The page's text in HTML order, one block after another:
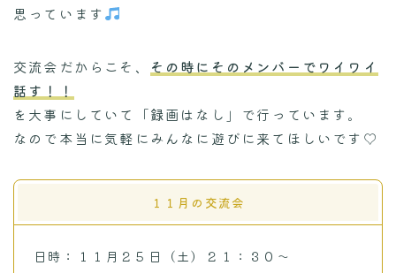
思っています
交流会だからこそ、 その時にそのメンバーでワイワイ
話す！！
を大事にしていて「録画はなし」で行っています。
なので本当に気軽にみんなに遊びに来てほしいです♡
１１月の交流会
日時：１１月２５日（土）２１：３０〜